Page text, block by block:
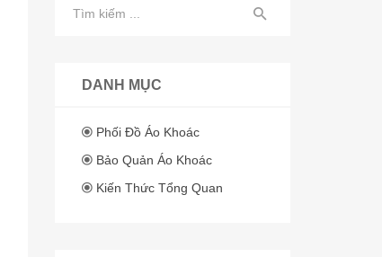
DANH MỤC
Phối Đồ Áo Khoác
Bảo Quản Áo Khoác
Kiến Thức Tổng Quan